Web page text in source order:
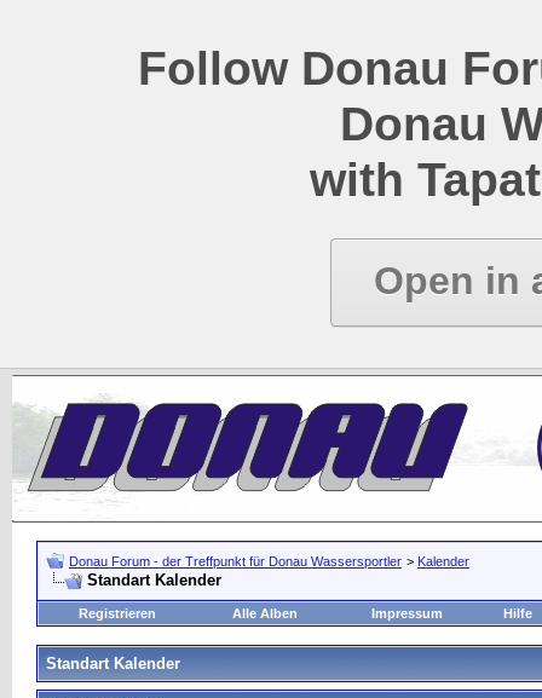
Follow Donau
Donau
with
Open in
Donau Forum - der Treffpunkt für Donau Wassersportler > Kalender
Standart Kalender
Registrieren Alle Alben Impressum Hilfe
Standart Kalender